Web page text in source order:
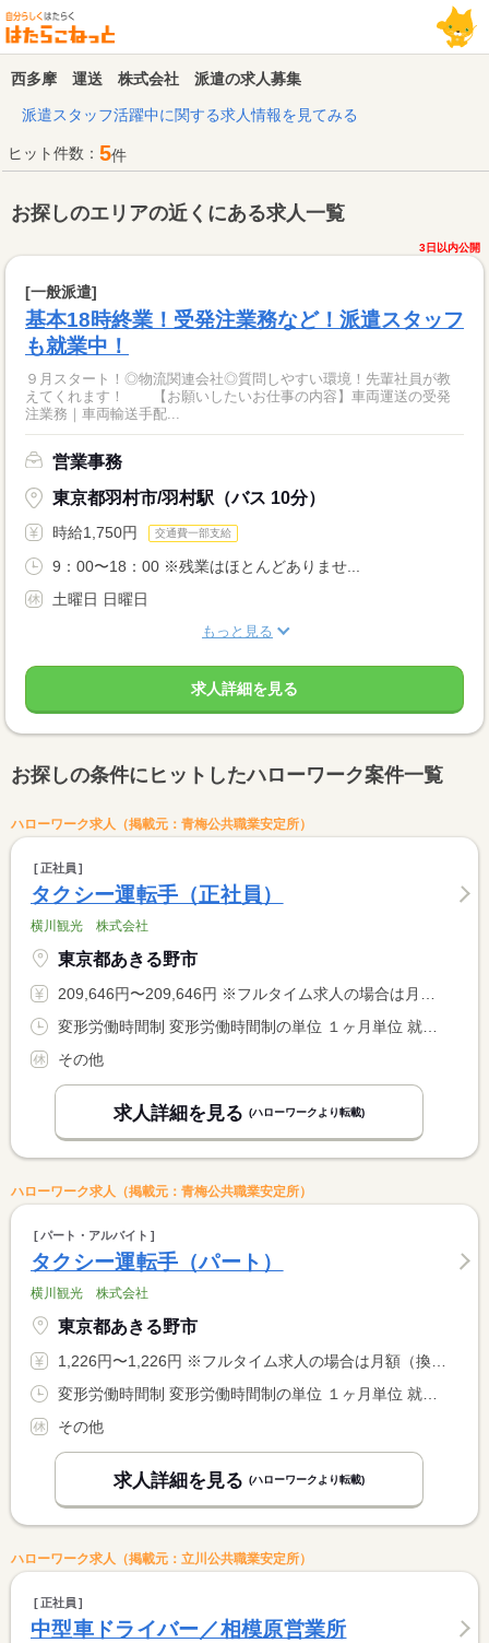
西多摩 運送 株式会社 派遣の求人募集
派遣スタッフ活躍中に関する求人情報を見てみる
ヒット件数： 5件
お探しのエリアの近くにある求人一覧
3日以内公開
[一般派遣]
基本18時終業！受発注業務など！派遣スタッフ
も就業中！
９月スタート！◎物流関連会社◎質問しやすい環境！先輩社員が教
えてくれます！ 【お願いしたいお仕事の内容】車両運送の受発
注業務｜車両輸送手配...
営業事務
東京都羽村市/羽村駅（バス 10分）
時給1,750円 交通費一部支給
9：00〜18：00 ※残業はほとんどありませ...
土曜日 日曜日
もっと見る
求人詳細を見る
お探しの条件にヒットしたハローワーク案件一覧
ハローワーク求人（掲載元：青梅公共職業安定所）
正社員
タクシー運転手（正社員）
横川観光 株式会社
東京都あきる野市
209,646円〜209,646円 ※フルタイム求人の場合は月額（換算額）、パート求人の場合は時間額を表示しています。
変形労働時間制 変形労働時間制の単位 １ヶ月単位 就業時間１ 8時30分〜1時45分 就業時間２ 7時00分〜0時15分 就業時間３ 5時30分〜22時45分 就業時間に関する特記事項 交替制（時期によって時間外が発生する場合があります） <BR> １勤務の実働：１４時間１５分（２日分）
その他
求人詳細を見る (ハローワークより転載)
ハローワーク求人（掲載元：青梅公共職業安定所）
パート・アルバイト
タクシー運転手（パート）
横川観光 株式会社
東京都あきる野市
1,226円〜1,226円 ※フルタイム求人の場合は月額（換算額）、パート求人の場合は時間額を表示しています。
変形労働時間制 変形労働時間制の単位 １ヶ月単位 就業時間１ 8時30分〜1時45分 就業時間２ 7時00分〜0時15分 就業時間３ 5時30分〜22時45分 就業時間に関する特記事項 （４）６時〜１４時４５分（５）７時〜１５時４５分 <BR> （６）８時〜１６時４５分（４）（５）（６）休憩６０分 <BR> 交替制（時期によって時間外が発生する場合があります）
その他
求人詳細を見る (ハローワークより転載)
ハローワーク求人（掲載元：立川公共職業安定所）
正社員
中型車ドライバー／相模原営業所